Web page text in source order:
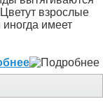
взрослые
имеет